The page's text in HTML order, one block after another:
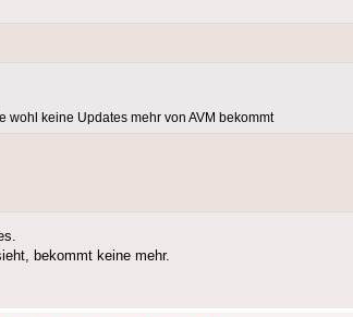
wohl keine Updates mehr von AVM bekommt
bekommt keine mehr.